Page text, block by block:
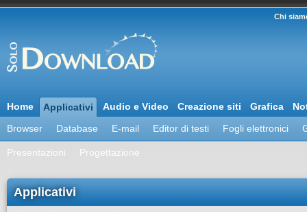
Chi
Home Applicativi Audio e Video Creazione siti Grafica
Browser
Database E-mail Editor di testi Fogli elettronici
Presentazioni Progettazione
Applicativi